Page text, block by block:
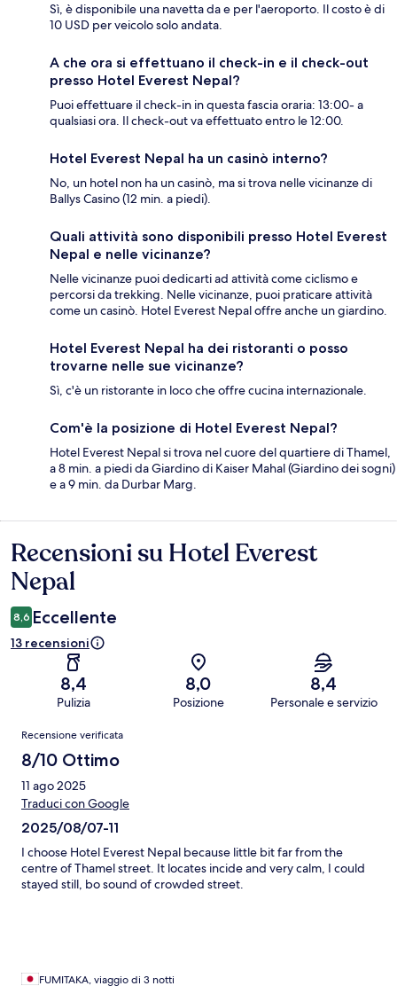
Sì, è disponibile una navetta da e per l'aeroporto. Il costo è di
10 USD per veicolo solo andata.
A che ora si effettuano il check-in e il check-out
presso Hotel Everest Nepal?
Puoi effettuare il check-in in questa fascia oraria: 13:00- a
qualsiasi ora. Il check-out va effettuato entro le 12:00.
Hotel Everest Nepal ha un casinò interno?
No, un hotel non ha un casinò, ma si trova nelle vicinanze di
Ballys Casino (12 min. a piedi).
Quali attività sono disponibili presso Hotel Everest
Nepal e nelle vicinanze?
Nelle vicinanze puoi dedicarti ad attività come ciclismo e
percorsi da trekking. Nelle vicinanze, puoi praticare attività
come un casinò. Hotel Everest Nepal offre anche un giardino.
Hotel Everest Nepal ha dei ristoranti o posso
trovarne nelle sue vicinanze?
Sì, c'è un ristorante in loco che offre cucina internazionale.
Com'è la posizione di Hotel Everest Nepal?
Hotel Everest Nepal si trova nel cuore del quartiere di Thamel,
a 8 min. a piedi da Giardino di Kaiser Mahal (Giardino dei sogni)
e a 9 min. da Durbar Marg.
Recensioni
Recensioni su Hotel Everest
Nepal
8,6 Eccellente
13 recensioni
8,4
Pulizia
8,0
Posizione
8,4
Personale e servizio
Recensioni
Recensione verificata
8/10 Ottimo
11 ago 2025
Traduci con Google
2025/08/07-11
I choose Hotel Everest Nepal because little bit far from the
centre of Thamel street. It locates incide and very calm, I could
stayed still, bo sound of crowded street.
FUMITAKA, viaggio di 3 notti